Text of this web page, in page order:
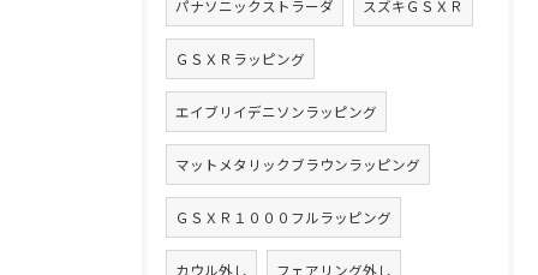
パナソニックストラーダ スズキＧＳＸＲ
ＧＳＸＲラッピング
エイブリイデニソンラッピング
マットメタリックブラウンラッピング
ＧＳＸＲ１０００フルラッピング
カウル外し フェアリング外し